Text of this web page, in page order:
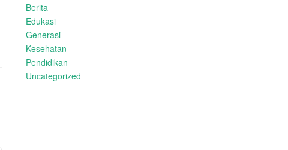
Berita
Edukasi
Generasi
Kesehatan
Pendidikan
Uncategorized